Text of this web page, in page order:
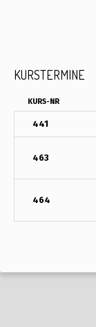
KURSTERMINE
KURS-NR
441
463
464